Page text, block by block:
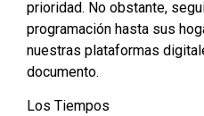
prioridad. No obstante,
programación hasta sus
nuestras plataformas
documento.
Los Tiempos